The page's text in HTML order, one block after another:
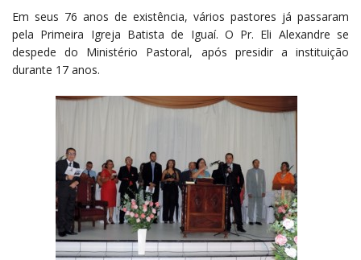
Em seus 76 anos de existência, vários pastores já passaram
pela Primeira Igreja Batista de Iguaí. O Pr. Eli Alexandre se
despede do Ministério Pastoral, após presidir a instituição
durante 17 anos.